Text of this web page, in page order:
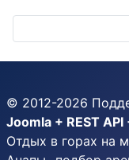
© 2012-2026
Joomla + REST API
Отдых в горах на